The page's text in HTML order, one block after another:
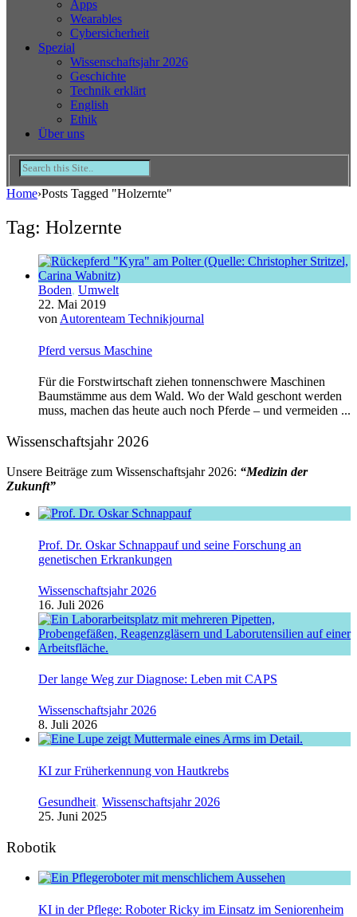
Apps
Wearables
Cybersicherheit
Spezial
Wissenschaftsjahr 2026
Geschichte
Technik erklärt
English
Ethik
Über uns
Home›Posts Tagged "Holzernte"
Tag: Holzernte
Boden, Umwelt
22. Mai 2019
von Autorenteam Technikjournal
Pferd versus Maschine
Für die Forstwirtschaft ziehen tonnenschwere Maschinen
Baumstämme aus dem Wald. Wo der Wald geschont werden
muss, machen das heute auch noch Pferde – und vermeiden ...
Wissenschaftsjahr 2026
Unsere Beiträge zum Wissenschaftsjahr 2026: “Medizin der
Zukunft”
Prof. Dr. Oskar Schnappauf und seine Forschung an
genetischen Erkrankungen
Wissenschaftsjahr 2026
16. Juli 2026
Der lange Weg zur Diagnose: Leben mit CAPS
Wissenschaftsjahr 2026
8. Juli 2026
KI zur Früherkennung von Hautkrebs
Gesundheit, Wissenschaftsjahr 2026
25. Juni 2025
Robotik
KI in der Pflege: Roboter Ricky im Einsatz im Seniorenheim